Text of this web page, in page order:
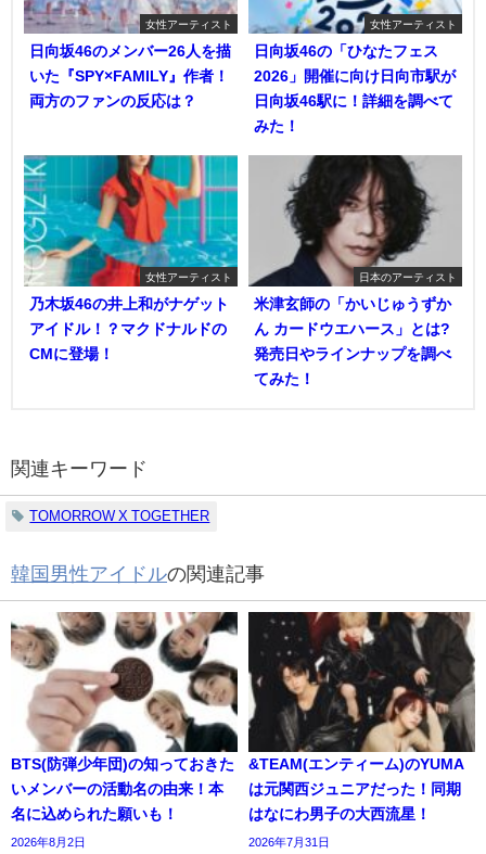
女性アーティスト
日向坂46のメンバー26人を描
いた『SPY×FAMILY』作者！
両方のファンの反応は？
女性アーティスト
日向坂46の「ひなたフェス
2026」開催に向け日向市駅が
日向坂46駅に！詳細を調べて
みた！
女性アーティスト
乃木坂46の井上和がナゲット
アイドル！？マクドナルドの
CMに登場！
日本のアーティスト
米津玄師の「かいじゅうずか
ん カードウエハース」とは?
発売日やラインナップを調べ
てみた！
関連キーワード
TOMORROW X TOGETHER
韓国男性アイドルの関連記事
BTS(防弾少年団)の知っておきた
いメンバーの活動名の由来！本
名に込められた願いも！
2026年8月2日
&TEAM(エンティーム)のYUMA
は元関西ジュニアだった！同期
はなにわ男子の大西流星！
2026年7月31日